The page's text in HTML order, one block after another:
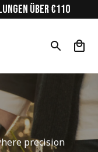
ÜBER €110
precision